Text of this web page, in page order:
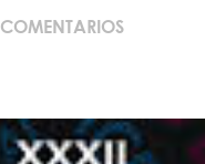
COMENTARIOS